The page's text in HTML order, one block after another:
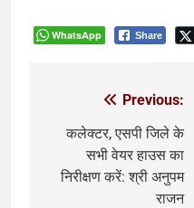
WhatsApp Share
navigation
Previous:
कलेक्टर, एसपी जिले के
सभी वेयर हाउस का
निरीक्षण करें: श्री अनुपम
राजन